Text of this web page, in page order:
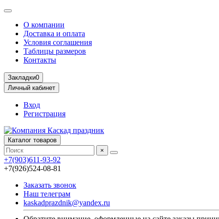
О компании
Доставка и оплата
Условия соглашения
Таблицы размеров
Контакты
Закладки0
Личный кабинет
Вход
Регистрация
Каталог товаров
×
+7(903)611-93-92
+7(926)524-08-81
Заказать звонок
Наш телеграм
kaskadprazdnik@yandex.ru